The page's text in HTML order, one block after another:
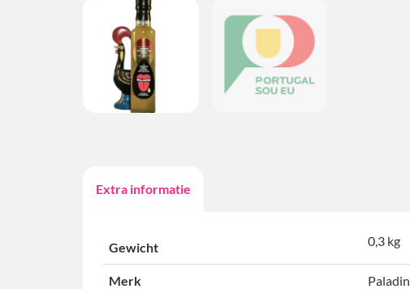
Extra informatie
Gewicht 0,3 kg
Merk Paladin